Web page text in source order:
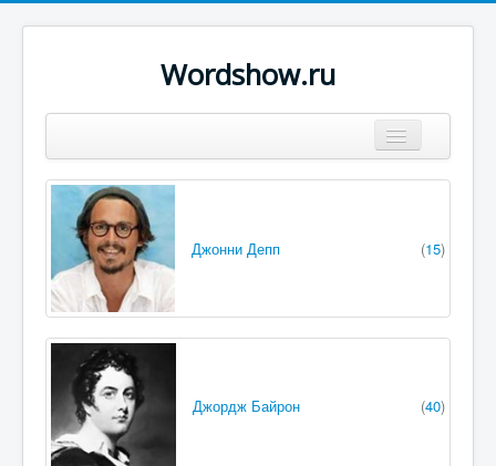
Wordshow.ru
Популярные цитаты
Авторы
Поиск
Джонни Депп (15)
Джордж Байрон (40)